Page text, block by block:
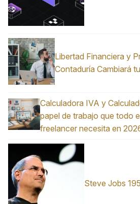
Libertad Financiera y
Contaduría Cambiará
Calculadora IVA y
papel de trabajo que todo
freelancer necesita en
Steve Jobs